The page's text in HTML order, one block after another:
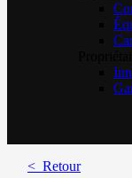
< Retour